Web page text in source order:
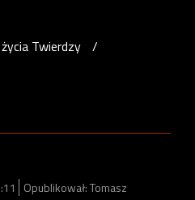
Twierdzy /
Opublikował: Tomasz